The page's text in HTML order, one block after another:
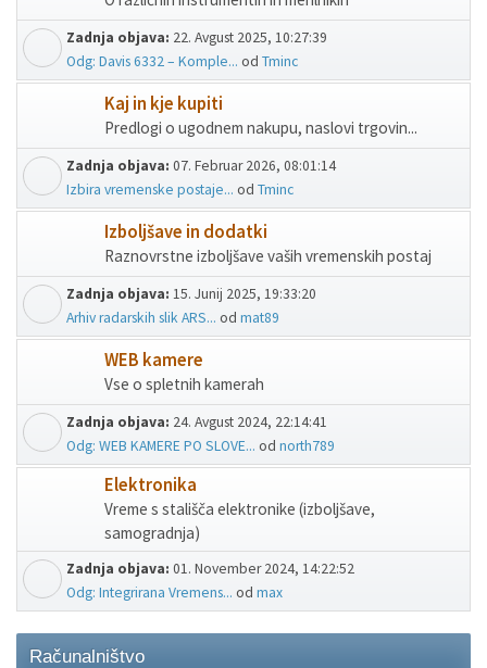
Zadnja objava: 22. Avgust 2025, 10:27:39
Odg: Davis 6332 – Komple... od Tminc
Kaj in kje kupiti
Predlogi o ugodnem nakupu, naslovi trgovin...
Zadnja objava: 07. Februar 2026, 08:01:14
Izbira vremenske postaje... od Tminc
Izboljšave in dodatki
Raznovrstne izboljšave vaših vremenskih postaj
Zadnja objava: 15. Junij 2025, 19:33:20
Arhiv radarskih slik ARS... od mat89
WEB kamere
Vse o spletnih kamerah
Zadnja objava: 24. Avgust 2024, 22:14:41
Odg: WEB KAMERE PO SLOVE... od north789
Elektronika
Vreme s stališča elektronike (izboljšave,
samogradnja)
Zadnja objava: 01. November 2024, 14:22:52
Odg: Integrirana Vremens... od max
Računalništvo